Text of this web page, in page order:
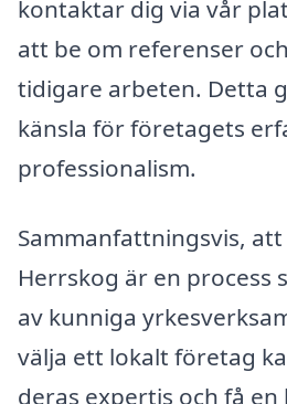
kontaktar dig via vår
att be om referenser
tidigare arbeten. Detta
känsla för företagets
professionalism.
Sammanfattningsvis,
Herrskog är en process
av kunniga
välja ett lokalt företag
deras expertis och få en